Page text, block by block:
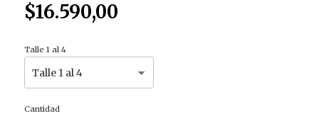
$16.590,00
Talle 1 al 4
Cantidad